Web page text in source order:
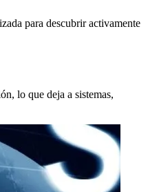
para descubrir activamente
lo que deja a sistemas,